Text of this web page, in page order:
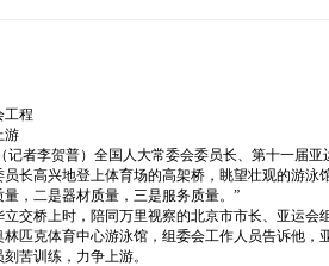
程
游
记者李贺普）全国人大常委会委员长、第十一届
长高兴地登上体育场的高架桥，眺望壮观的游
，二是器材质量，三是服务质量。”
交桥上时，陪同万里视察的北京市市长、亚运
匹克体育中心游泳馆，组委会工作人员告诉他
苦训练，力争上游。